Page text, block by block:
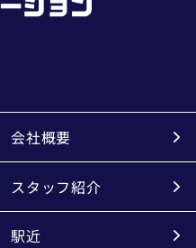
会社概要
スタッフ紹介
駅近